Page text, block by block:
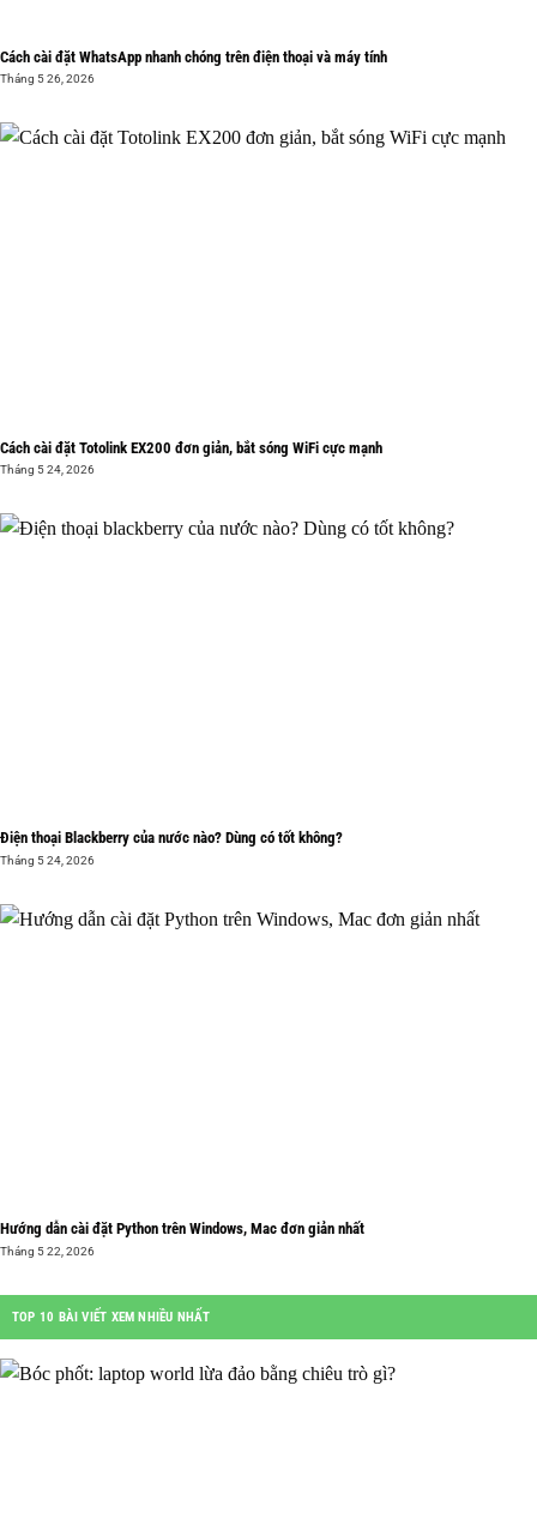
Cách cài đặt WhatsApp nhanh chóng trên điện thoại và máy tính
Tháng 5 26, 2026
Cách cài đặt Totolink EX200 đơn giản, bắt sóng WiFi cực mạnh
Tháng 5 24, 2026
Điện thoại Blackberry của nước nào? Dùng có tốt không?
Tháng 5 24, 2026
Hướng dẫn cài đặt Python trên Windows, Mac đơn giản nhất
Tháng 5 22, 2026
TOP 10 BÀI VIẾT XEM NHIỀU NHẤT